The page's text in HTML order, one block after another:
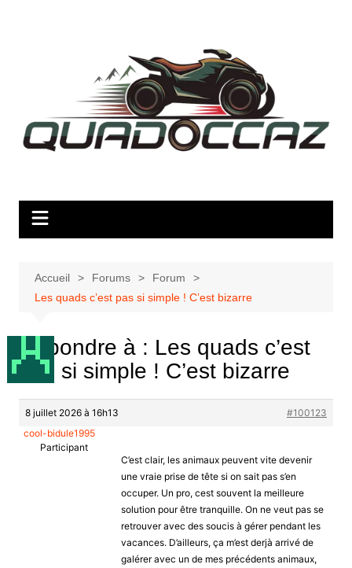
Accueil Forums
Forum
Les quads c’est pas si simple ! C’est bizarre
Répondre à : Les quads c’est
pas si simple ! C’est bizarre
8 juillet 2026 à 16h13
#100123
cool-bidule1995
Participant
C’est clair, les animaux peuvent vite devenir
une vraie prise de tête si on sait pas s’en
occuper. Un pro, cest souvent la meilleure
solution pour être tranquille. On ne veut pas se
retrouver avec des soucis à gérer pendant les
vacances. D’ailleurs, ça m’est derjà arrivé de
galérer avec un de mes précédents animaux,